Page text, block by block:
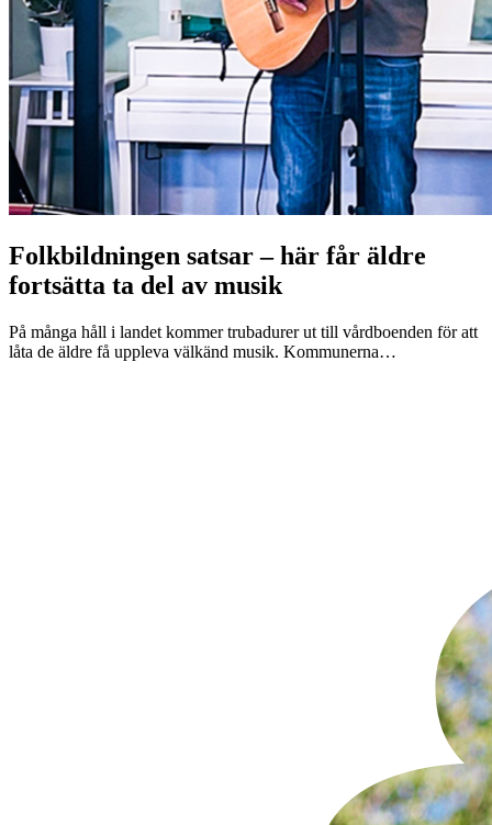
Folkbildningen satsar – här får äldre
fortsätta ta del av musik
På många håll i landet kommer trubadurer ut till vårdboenden för att
låta de äldre få uppleva välkänd musik. Kommunerna…